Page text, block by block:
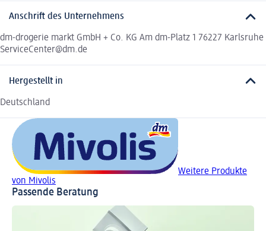
Anschrift des Unternehmens
dm-drogerie markt GmbH + Co. KG Am dm-Platz 1 76227 Karlsruhe
ServiceCenter@dm.de
Hergestellt in
Deutschland
Weitere Produkte
von Mivolis
Passende Beratung